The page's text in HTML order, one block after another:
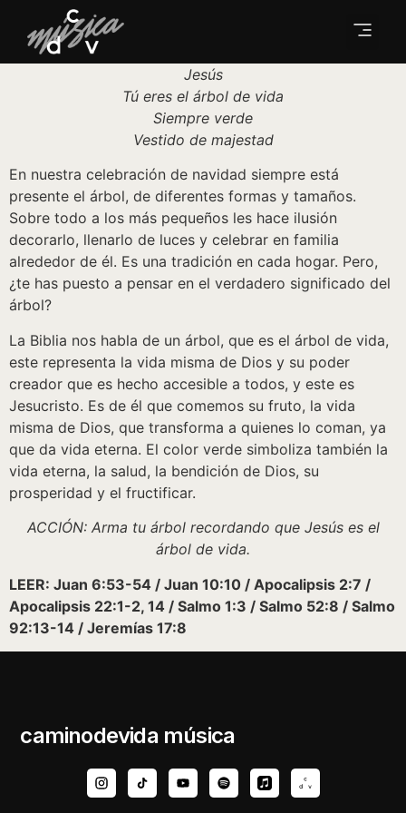
Jesús
Tú eres el árbol de vida
Siempre verde
Vestido de majestad
En nuestra celebración de navidad siempre está
presente el árbol, de diferentes formas y tamaños.
Sobre todo a los más pequeños les hace ilusión
decorarlo, llenarlo de luces y celebrar en familia
alrededor de él. Es una tradición en cada hogar. Pero,
¿te has puesto a pensar en el verdadero significado del
árbol?
La Biblia nos habla de un árbol, que es el árbol de vida,
este representa la vida misma de Dios y su poder
creador que es hecho accesible a todos, y este es
Jesucristo. Es de él que comemos su fruto, la vida
misma de Dios, que transforma a quienes lo coman, ya
que da vida eterna. El color verde simboliza también la
vida eterna, la salud, la bendición de Dios, su
prosperidad y el fructificar.
ACCIÓN: Arma tu árbol recordando que Jesús es el
árbol de vida.
LEER: Juan 6:53-54 / Juan 10:10 / Apocalipsis 2:7 /
Apocalipsis 22:1-2, 14 / Salmo 1:3 / Salmo 52:8 / Salmo
92:13-14 / Jeremías 17:8
caminodevida música